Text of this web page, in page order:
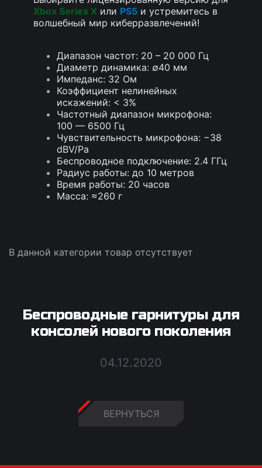
ВЕРНУТЬСЯ
04.12.2020
Беспроводные гарнитуры для
консолей нового поколения
Xbox Series X или PS5 и устремитесь в
волшебный мир киберразвлечений!
Диапазон частот: 20 – 20 000 Гц
Диаметр динамика: ∅40 мм
Импеданс: 32 Ом
Коэффициент нелинейных
искажений: < 3%
Частотный диапазон микрофона:
100 — 6500 Гц
Чувствительность микрофона: −38
dBV/Pa
Беспроводное подключение: 2.4 ГГц
Радиус работы: до 10 метров
Время работы: 20 часов
Масса: ≈260 г
В данной категории товар отсутствует